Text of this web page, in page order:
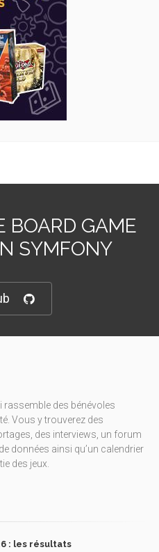
BOARD GAME
SYMFONY
des bénévoles
Vous y trouverez des
des interviews, un forum
données ainsi qu’un calendrier
des jeux.
: les résultats